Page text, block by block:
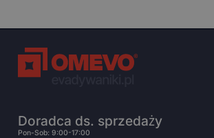
Doradca ds. sprzedaży
Pon-Sob: 9:00-17:00